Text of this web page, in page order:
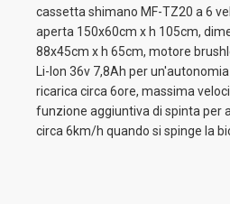
cassetta shimano MF-TZ20 a 6
aperta 150x60cm x h 105cm,
88x45cm x h 65cm, motore
Li-Ion 36v 7,8Ah per
ricarica circa 6ore, massima
funzione aggiuntiva di spinta per
circa 6km/h quando si spinge la